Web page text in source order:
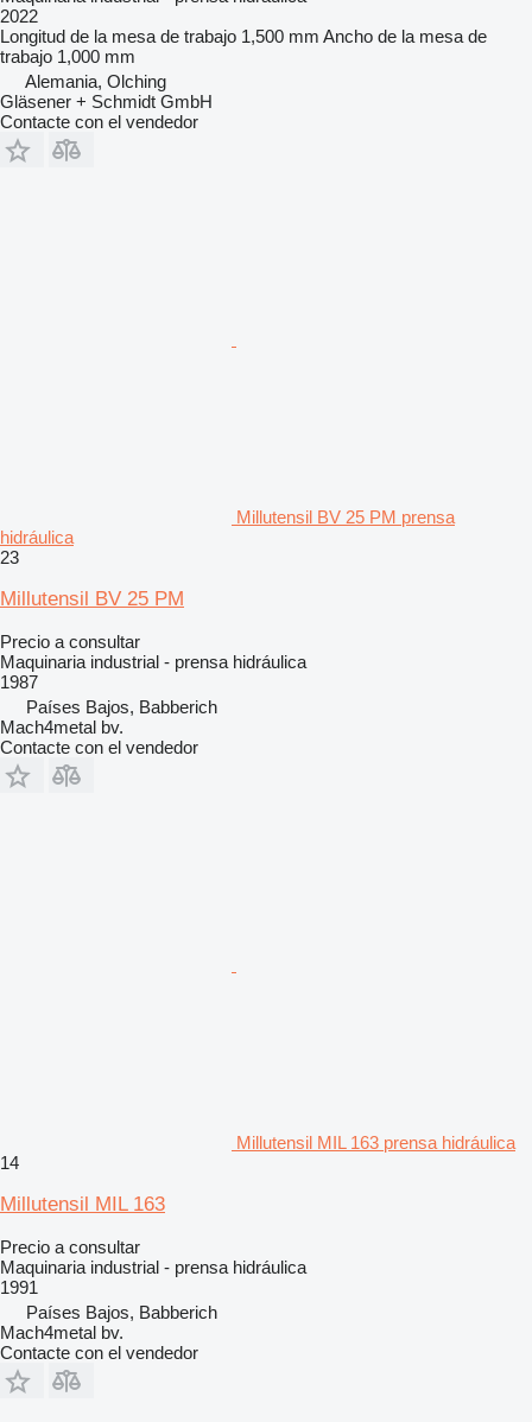
2022
Longitud de la mesa de trabajo 1,500 mm Ancho de la mesa de
trabajo 1,000 mm
Alemania, Olching
Gläsener + Schmidt GmbH
Contacte con el vendedor
Millutensil BV 25 PM prensa
hidráulica
23
Millutensil BV 25 PM
Precio a consultar
Maquinaria industrial - prensa hidráulica
1987
Países Bajos, Babberich
Mach4metal bv.
Contacte con el vendedor
Millutensil MIL 163 prensa hidráulica
14
Millutensil MIL 163
Precio a consultar
Maquinaria industrial - prensa hidráulica
1991
Países Bajos, Babberich
Mach4metal bv.
Contacte con el vendedor